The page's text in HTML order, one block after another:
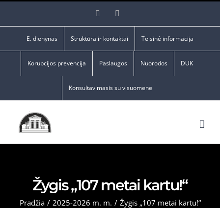
Facebook
E. dienynas Struktūra ir kontaktai Teisinė informacija
Korupcijos prevencija Paslaugos Nuorodos DUK
Konsultavimasis su visuomene
Žygis „107 metai kartu!“
Pradžia / 2025-2026 m. m. / Žygis „107 metai kartu!“